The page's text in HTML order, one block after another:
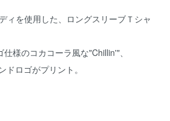
ィを使用した、ロングスリーブＴシャ
様のコカコーラ風な"Chillin'"、
ロゴがプリント。